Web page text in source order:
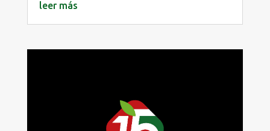
leer más